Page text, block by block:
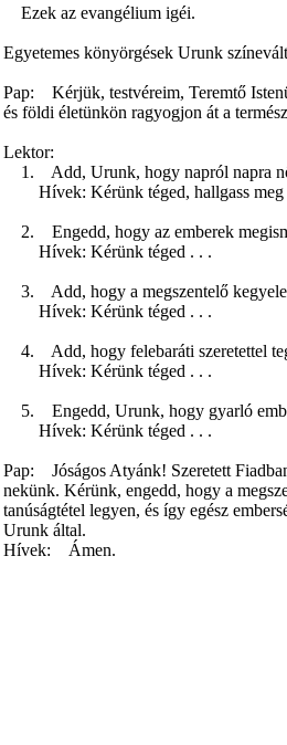
Ezek az evangélium igéi.
Egyetemes könyörgések Urunk
Pap: Kérjük, testvéreim, Teremtő
és földi életünkön ragyogjon át a
Lektor:
1. Add, Urunk, hogy napról napra
Hívek: Kérünk téged, hallgass meg
2. Engedd, hogy az emberek
Hívek: Kérünk téged . . .
3. Add, hogy a megszentelő
Hívek: Kérünk téged . . .
4. Add, hogy felebaráti szeretettel
Hívek: Kérünk téged . . .
5. Engedd, Urunk, hogy gyarló
Hívek: Kérünk téged . . .
Pap: Jóságos Atyánk! Szeretett
nekünk. Kérünk, engedd, hogy a
tanúságtétel legyen, és így egész
Urunk által.
Hívek: Ámen.